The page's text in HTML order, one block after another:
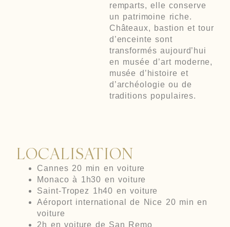
remparts, elle conserve
un patrimoine riche.
Châteaux, bastion et tour
d’enceinte sont
transformés aujourd’hui
en musée d’art moderne,
musée d’histoire et
d’archéologie ou de
traditions populaires.
LOCALISATION
Cannes 20 min en voiture
Monaco à 1h30 en voiture
Saint-Tropez 1h40 en voiture
Aéroport international de Nice 20 min en
voiture
2h en voiture de San Remo